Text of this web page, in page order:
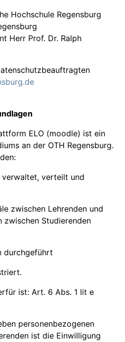
Hochschule Regensburg
Herr Prof. Dr. Ralph
ELO (moodle) ist ein
an der OTH Regensburg.
verteilt und
zwischen Lehrenden und
zwischen Studierenden
durchgeführt
ist: Art. 6 Abs. 1 lit e
personenbezogenen
ist die Einwilligung